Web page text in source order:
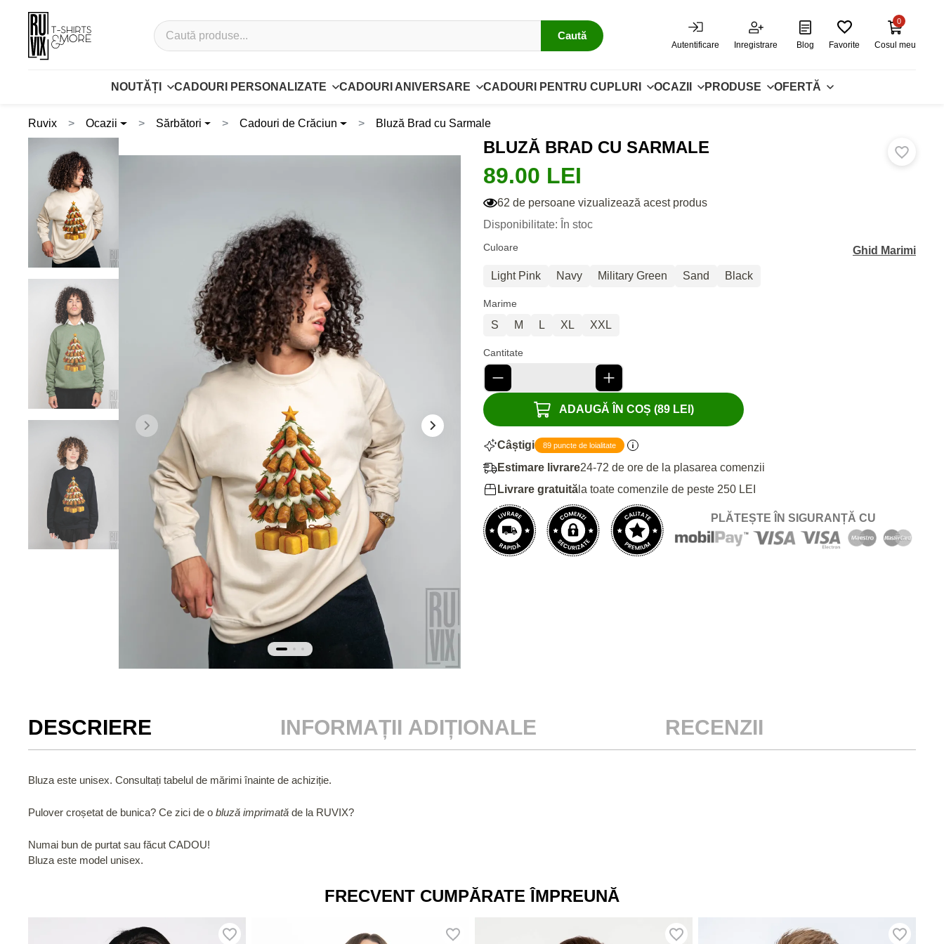
Caută
Autentificare Inregistrare Blog Favorite Cosul meu
0
NOUTĂȚI CADOURI PERSONALIZATE CADOURI ANIVERSARE CADOURI PENTRU CUPLURI OCAZII PRODUSE OFERTĂ
Ruvix Ocazii Sărbători Cadouri de Crăciun Bluză Brad cu Sarmale
BLUZĂ BRAD CU SARMALE
89.00 LEI
62 de persoane vizualizează acest produs
Disponibilitate: În stoc
Culoare Ghid Marimi
Light Pink Navy Military Green Sand Black
Marime
S M L XL XXL
Cantitate
ADAUGĂ ÎN COȘ (89 LEI)
Câștigi 89 puncte de loialitate
Estimare livrare24-72 de ore de la plasarea comenzii
Livrare gratuită la toate comenzile de peste 250 LEI
PLĂTEȘTE ÎN SIGURANȚĂ CU
DESCRIERE INFORMAȚII ADIȚIONALE RECENZII
Bluza este unisex. Consultați tabelul de mărimi înainte de achiziție.
Pulover croșetat de bunica? Ce zici de o bluză imprimată de la RUVIX?
Numai bun de purtat sau făcut CADOU!
Bluza este model unisex.
FRECVENT CUMPĂRATE ÎMPREUNĂ